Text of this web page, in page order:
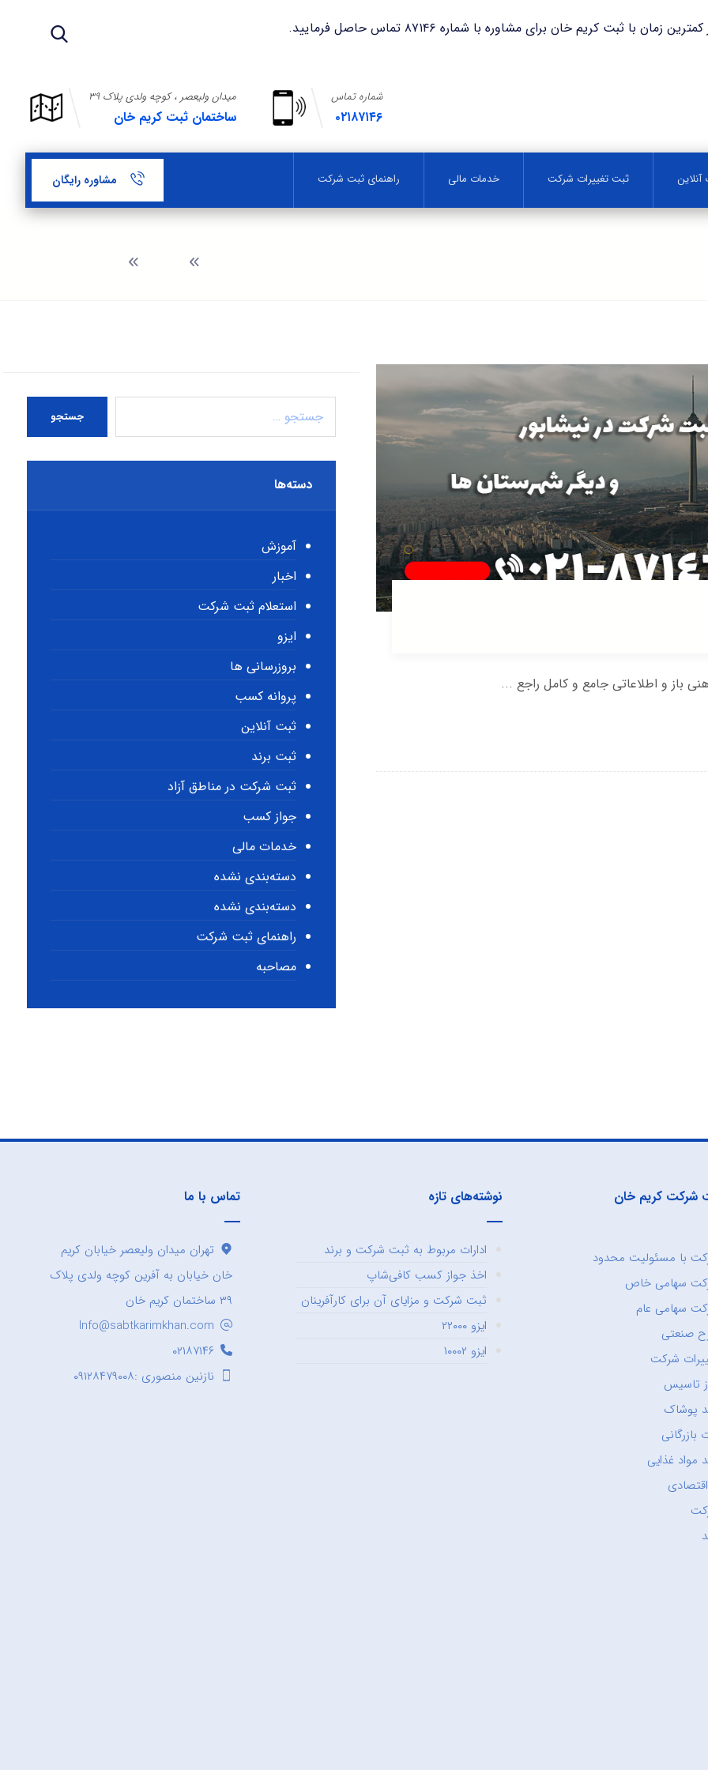
کریم خان برای مشاوره با شماره ۸۷۱۴۶ تماس حاصل فرمایید.
میدان ولیعصر ، کوچه ولدی پلاک ۳۹
ساختمان ثبت کریم خان
شماره تماس
۰۲۱۸۷۱۴۶
ثبت تغییرات شرکت خدمات مالی راهنمای ثبت شرکت مشاوره رایگان
باز و اطلاعاتی جامع و کامل راجع ...
جستجو
دسته‌ها
آموزش
اخبار
استعلام ثبت شرکت
ایزو
بروزرسانی ها
پروانه کسب
ثبت آنلاین
ثبت برند
ثبت شرکت در مناطق آزاد
جواز کسب
خدمات مالی
دسته‌بندی نشده
دسته‌بندی نشده
راهنمای ثبت شرکت
مصاحبه
شرکت کریم خان
با مسئولیت محدود
سهامی خاص
سهامی عام
صنعتی
شرکت
تاسیس
پوشاک
بازرگانی
مواد غذایی
نوشته‌های تازه
ادارات مربوط به ثبت شرکت و برند
اخذ جواز کسب کافی‌شاپ
ثبت شرکت و مزایای آن برای کارآفرینان
ایزو ۲۲۰۰۰
ایزو ۱۰۰۰۲
تماس با ما
تهران میدان ولیعصر خیابان کریم
خان خیابان به آفرین کوچه ولدی پلاک
۳۹ ساختمان کریم خان
Info@sabtkarimkhan.com
۰۲۱۸۷۱۴۶
نازنین منصوری :۰۹۱۲۸۴۷۹۰۰۸